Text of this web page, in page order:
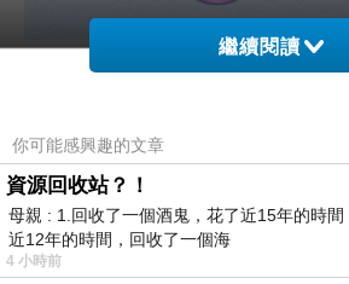
⋯⋯
中午只有一鍋湯麵
繼續閱讀
你可能感興趣的文章
資源回收站？！
母親 : 1.回收了一個酒鬼，花了近15年的
近12年的時間，回收了一個海
4 小時前